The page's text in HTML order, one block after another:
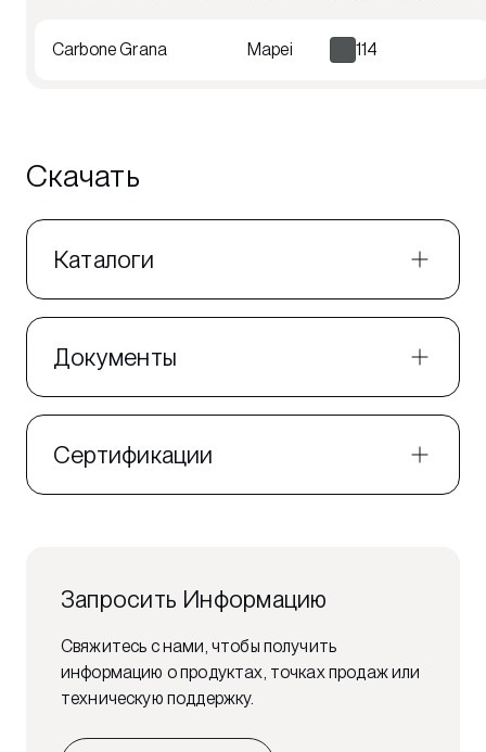
Carbone Grana Mapei 114
Скачать
Каталоги
Документы
Сертификации
Запросить Информацию
Свяжитесь с нами, чтобы получить
информацию о продуктах, точках продаж или
техническую поддержку.